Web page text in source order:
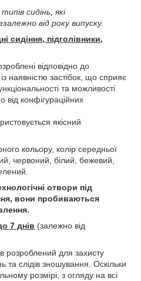
сидінь, які
від року випуску.
сидіння, підголівники,
відповідно до
наявністю застібок, що сприяє
та можливості
від конфігураційних
якісний
кольору, колір середньої
червоний, білий, бежевий,
отвори під
вони пробиваються
7 днів (залежно від
розроблений для захисту
та слідів зношування. Оскільки
розмірі, з огляду на всі